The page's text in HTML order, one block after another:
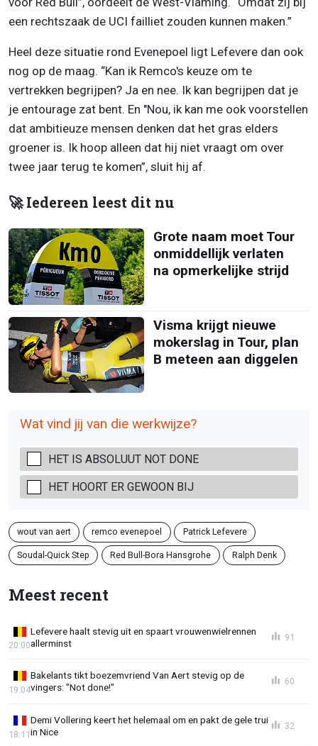
een rechtszaak de UCI failliet zouden kunnen maken.”
Heel deze situatie rond Evenepoel ligt Lefevere dan ook
nog op de maag. “Kan ik Remco's keuze om te
vertrekken begrijpen? Ja en nee. Ik kan begrijpen dat je
je entourage zat bent. En "Nou, ik kan me ook voorstellen
dat ambitieuze mensen denken dat het gras elders
groener is. Ik hoop alleen dat hij niet vraagt om over
twee jaar terug te komen”, sluit hij af.
🚀 Iedereen leest dit nu
Grote naam moet Tour
onmiddellijk verlaten
na opmerkelijke strijd
Visma krijgt nieuwe
mokerslag in Tour, plan
B meteen aan diggelen
Wat vind jij van die werkwijze?
HET IS ABSOLUUT NOT DONE
HET HOORT ER GEWOON BIJ
wout van aert remco evenepoel Patrick Lefevere
Soudal-Quick Step Red Bull-Bora Hansgrohe Ralph Denk
Meest recent
Lefevere haalt stevig uit en spaart vrouwenwielrennen
allerminst
20:00
91
Bakelants tikt boezemvriend Van Aert stevig op de
vingers: "Not done!"
19:04
60
Demi Vollering keert het helemaal om en pakt de gele trui
in Nice
18:11
32